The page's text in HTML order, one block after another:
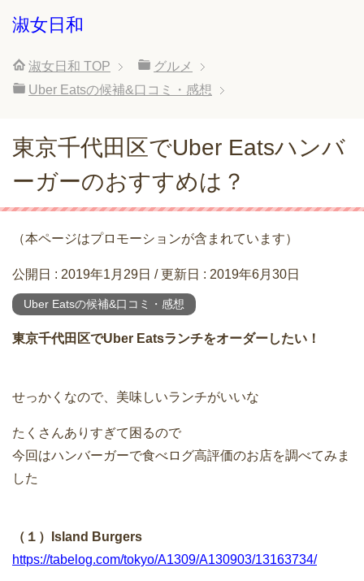
淑女日和
淑女日和 TOP
グルメ
Uber Eatsの候補&口コミ・感想
東京千代田区でUber Eatsハンバ
ーガーのおすすめは？
（本ページはプロモーションが含まれています）
公開日 : 2019年1月29日 / 更新日 : 2019年6月30日
Uber Eatsの候補&口コミ・感想
東京千代田区でUber Eatsランチをオーダーしたい！
せっかくなので、美味しいランチがいいな
たくさんありすぎて困るので
今回はハンバーガーで食べログ高評価のお店を調べてみま
した
（１）Island Burgers
https://tabelog.com/tokyo/A1309/A130903/13163734/